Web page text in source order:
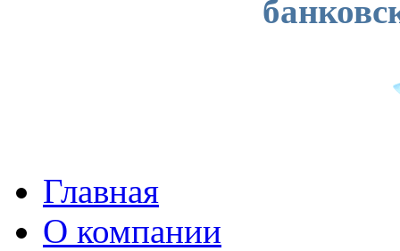
Главная
О компании